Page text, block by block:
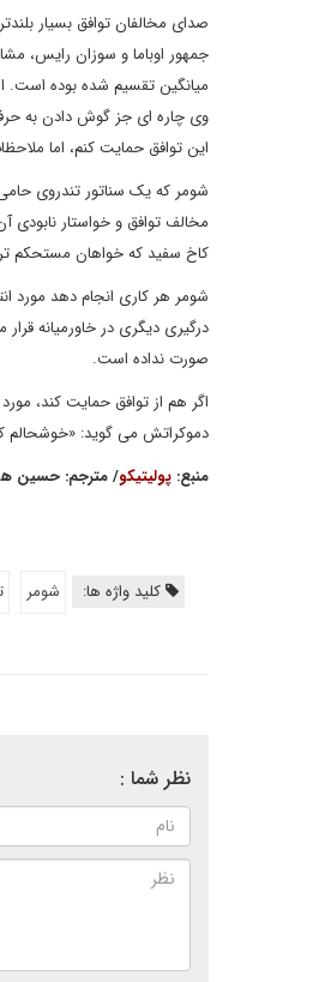
صدای مخالفان توافق بسیار
جمهور اوباما و سوزان رایس،
وی چاره ای جز گوش دادن به
این توافق حمایت کنم، اما
مخالف توافق و خواستار
کاخ سفید که خواهان مستحکم
شومر هر کاری انجام دهد مورد
درگیری دیگری در خاورمیانه
صورت نداده است.
اگر هم از توافق حمایت کند،
دموکراتش می گوید: «خوشحالم
منبع: پولیتیکو/ مترجم: حسین
کلید واژه ها: شومر
نظر شما :